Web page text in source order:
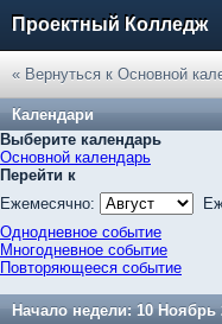
Проектный Колледж
« Вернуться к Основной
Календари
Выберите календарь
Основной календарь
Перейти к
Ежемесячно:
Однодневное событие
Многодневное событие
Повторяющееся событие
Начало недели: 10 Ноябрь